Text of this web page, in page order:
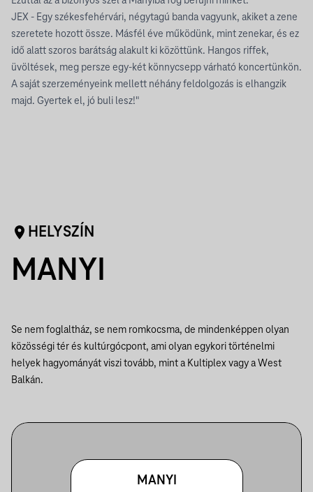
JEX - Egy székesfehérvári, négytagú banda vagyunk, akiket a zene
szeretete hozott össze. Másfél éve működünk, mint zenekar, és ez
idő alatt szoros barátság alakult ki közöttünk. Hangos riffek,
üvöltések, meg persze egy-két könnycsepp várható koncertünkön.
A saját szerzeményeink mellett néhány feldolgozás is elhangzik
majd. Gyertek el, jó buli lesz!"
HELYSZÍN
MANYI
Se nem foglaltház, se nem romkocsma, de mindenképpen olyan
közösségi tér és kultúrgócpont, ami olyan egykori történelmi
helyek hagyományát viszi tovább, mint a Kultiplex vagy a West
Balkán.
MANYI